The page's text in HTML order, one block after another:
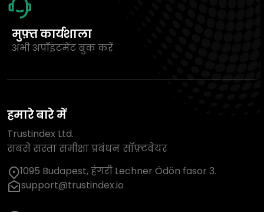
मुफ़्त कार्यशाला
अभी अपॉइंटमेंट बुक करें
हमारे बारे में
Trustindex Ltd.
सबसे सस्ता समीक्षा प्रबंधन सॉफ़्टवेयर
1095 Budapest, हंगरी Lechner Ödön fasor 3.
support@trustindex.io